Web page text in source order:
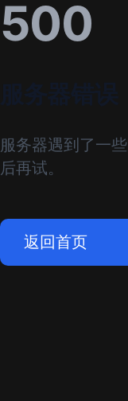
500
服务器遇到了一
后再试。
返回首页